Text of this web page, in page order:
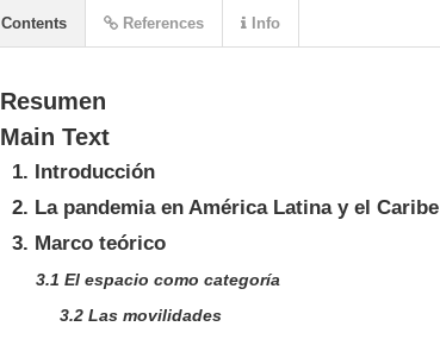
Resumen
Main Text
1. Introducción
2. La pandemia en América Latina y el Caribe
3. Marco teórico
3.1 El espacio como categoría
3.2 Las movilidades
Contents References Info